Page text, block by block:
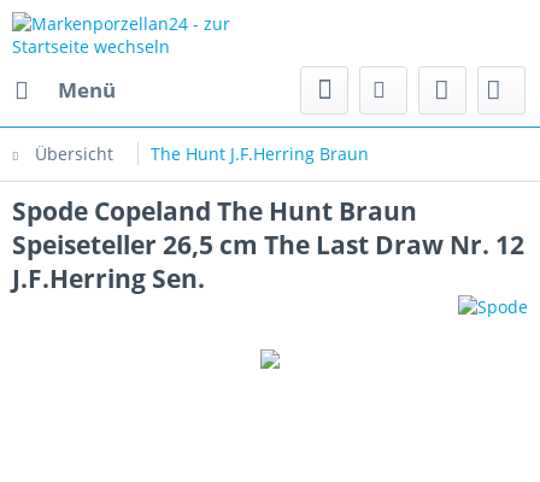
Menü
Übersicht The Hunt J.F.Herring Braun
Spode Copeland The Hunt Braun
Speiseteller 26,5 cm The Last Draw Nr. 12
J.F.Herring Sen.